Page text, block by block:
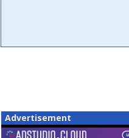
Advertisement